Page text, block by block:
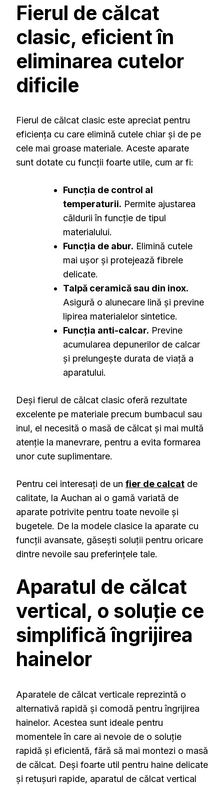
Fierul de călcat
clasic, eficient în
eliminarea cutelor
dificile
Fierul de călcat clasic este apreciat pentru
eficiența cu care elimină cutele chiar și de pe
cele mai groase materiale. Aceste aparate
sunt dotate cu funcții foarte utile, cum ar fi:
Funcția de control al
temperaturii. Permite ajustarea
căldurii în funcție de tipul
materialului.
Funcția de abur. Elimină cutele
mai ușor și protejează fibrele
delicate.
Talpă ceramică sau din inox.
Asigură o alunecare lină și previne
lipirea materialelor sintetice.
Funcția anti-calcar. Previne
acumularea depunerilor de calcar
și prelungește durata de viață a
aparatului.
Deși fierul de călcat clasic oferă rezultate
excelente pe materiale precum bumbacul sau
inul, el necesită o masă de călcat și mai multă
atenție la manevrare, pentru a evita formarea
unor cute suplimentare.
Pentru cei interesați de un fier de calcat de
calitate, la Auchan ai o gamă variată de
aparate potrivite pentru toate nevoile și
bugetele. De la modele clasice la aparate cu
funcții avansate, găsești soluții pentru oricare
dintre nevoile sau preferințele tale.
Aparatul de călcat
vertical, o soluție ce
simplifică îngrijirea
hainelor
Aparatele de călcat verticale reprezintă o
alternativă rapidă și comodă pentru îngrijirea
hainelor. Acestea sunt ideale pentru
momentele în care ai nevoie de o soluție
rapidă și eficientă, fără să mai montezi o masă
de călcat. Deși foarte util pentru haine delicate
și retușuri rapide, aparatul de călcat vertical